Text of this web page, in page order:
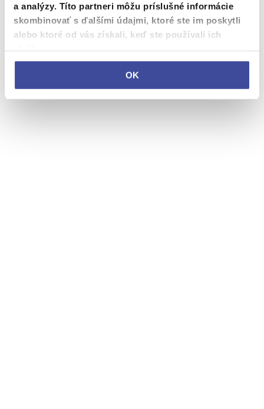
a analýzy. Títo partneri môžu príslušné informácie
skombinovať s ďalšími údajmi, ktoré ste im poskytli
alebo ktoré od vás získali, keď ste používali ich
OK
Utorok:15:00 – 22:00 hod.
Streda:15:00 – 22:00 hod.
Štvrtok: 15:00 – 22:00 hod.
Nedeľa:15:00 – 22:00 hod.
*Otváracia doba wellness centra môže byť
Vybrať dátum